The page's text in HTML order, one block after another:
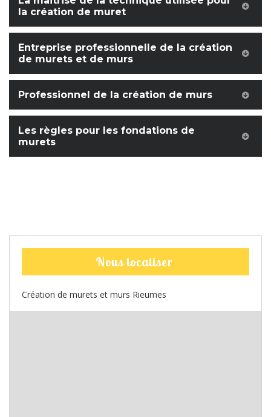
la création de muret
Entreprise professionnelle de la création
de murets et de murs
Professionnel de la création de murs
Les règles pour les fondations de
murets
Nous localiser
Création de murets et murs Rieumes